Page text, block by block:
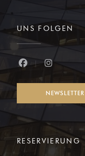
UNS FOLGEN
Facebook
NEWSLETTER
RESERVIERUNG